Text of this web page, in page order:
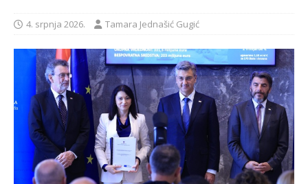
4. srpnja 2026. Tamara Jednašić Gugić